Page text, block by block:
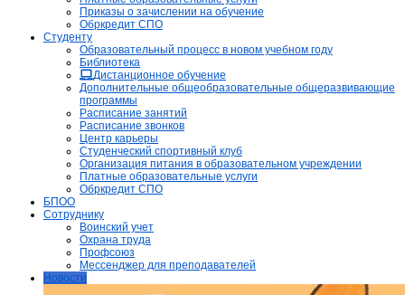
Приказы о зачислении на обучение
Обркредит СПО
Студенту
Образовательный процесс в новом учебном году
Библиотека
Дистанционное обучение
Дополнительные общеобразовательные общеразвивающие
программы
Расписание занятий
Расписание звонков
Центр карьеры
Студенческий спортивный клуб
Организация питания в образовательном учреждении
Платные образовательные услуги
Обркредит СПО
БПОО
Сотруднику
Воинский учет
Охрана труда
Профсоюз
Мессенджер для преподавателей
Новости